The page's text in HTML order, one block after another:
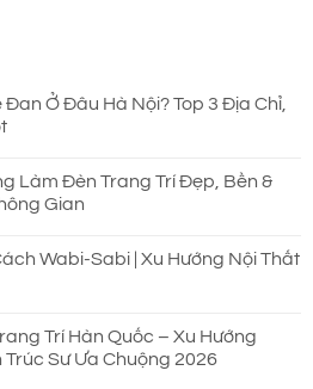
Đan Ở Đâu Hà Nội? Top 3 Địa Chỉ,
Làm Đèn Trang Trí Đẹp, Bền &
Gian
Wabi-Sabi | Xu Hướng Nội Thất
Trí Hàn Quốc – Xu Hướng
Sư Ưa Chuộng 2026